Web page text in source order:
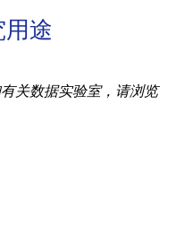
途
关数据实验室，请浏览